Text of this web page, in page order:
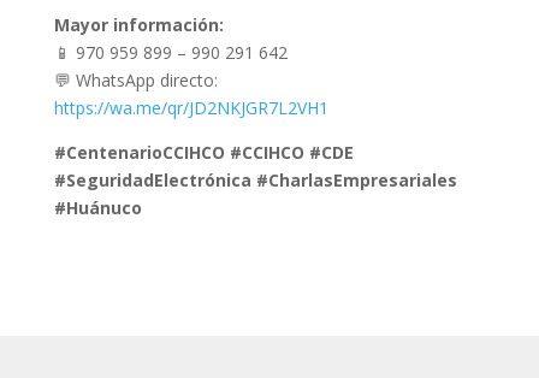
Mayor información:
📱 970 959 899 – 990 291 642
💬 WhatsApp directo:
https://wa.me/qr/JD2NKJGR7L2VH1
#CentenarioCCIHCO #CCIHCO #CDE
#SeguridadElectrónica #CharlasEmpresariales
#Huánuco